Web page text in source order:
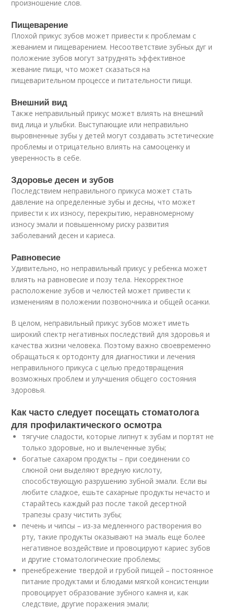
произношение слов.
Пищеварение
Плохой прикус зубов может привести к проблемам с
жеванием и пищеварением. Несоответствие зубных дуг и
положение зубов могут затруднять эффективное
жевание пищи, что может сказаться на
пищеварительном процессе и питательности пищи.
Внешний вид
Также неправильный прикус может влиять на внешний
вид лица и улыбки. Выступающие или неправильно
выровненные зубы у детей могут создавать эстетические
проблемы и отрицательно влиять на самооценку и
уверенность в себе.
Здоровье десен и зубов
Последствием неправильного прикуса может стать
давление на определенные зубы и десны, что может
привести к их износу, перекрытию, неравномерному
износу эмали и повышенному риску развития
заболеваний десен и кариеса.
Равновесие
Удивительно, но неправильный прикус у ребенка может
влиять на равновесие и позу тела. Некорректное
расположение зубов и челюстей может привести к
изменениям в положении позвоночника и общей осанки.
В целом, неправильный прикус зубов может иметь
широкий спектр негативных последствий для здоровья и
качества жизни человека. Поэтому важно своевременно
обращаться к ортодонту для диагностики и лечения
неправильного прикуса с целью предотвращения
возможных проблем и улучшения общего состояния
здоровья.
Как часто следует посещать стоматолога
для профилактического осмотра
тягучие сладости, которые липнут к зубам и портят не
только здоровые, но и вылеченные зубы;
богатые сахаром продукты – при соединении со
слюной они выделяют вредную кислоту,
способствующую разрушению зубной эмали. Если вы
любите сладкое, ешьте сахарные продукты нечасто и
старайтесь каждый раз после такой десертной
трапезы сразу чистить зубы;
печень и чипсы – из-за медленного растворения во
рту, такие продукты оказывают на эмаль еще более
негативное воздействие и провоцируют кариес зубов
и другие стоматологические проблемы;
пренебрежение твердой и грубой пищей – постоянное
питание продуктами и блюдами мягкой консистенции
провоцирует образование зубного камня и, как
следствие, другие поражения эмали;